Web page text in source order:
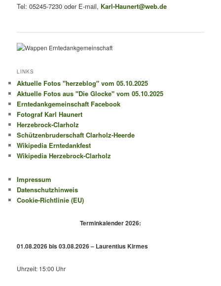
Tel: 05245-7230 oder E-mail, Karl-Haunert@web.de
LINKS
Aktuelle Fotos "herzeblog" vom 05.10.2025
Aktuelle Fotos aus "Die Glocke" vom 05.10.2025
Erntedankgemeinschaft Facebook
Fotograf Karl Haunert
Herzebrock-Clarholz
Schützenbruderschaft Clarholz-Heerde
Wikipedia Erntedankfest
Wikipedia Herzebrock-Clarholz
Impressum
Datenschutzhinweis
Cookie-Richtlinie (EU)
Terminkalender 2026:
01.08.2026 bis 03.08.2026 – Laurentius Kirmes
Uhrzeit: 15:00 Uhr